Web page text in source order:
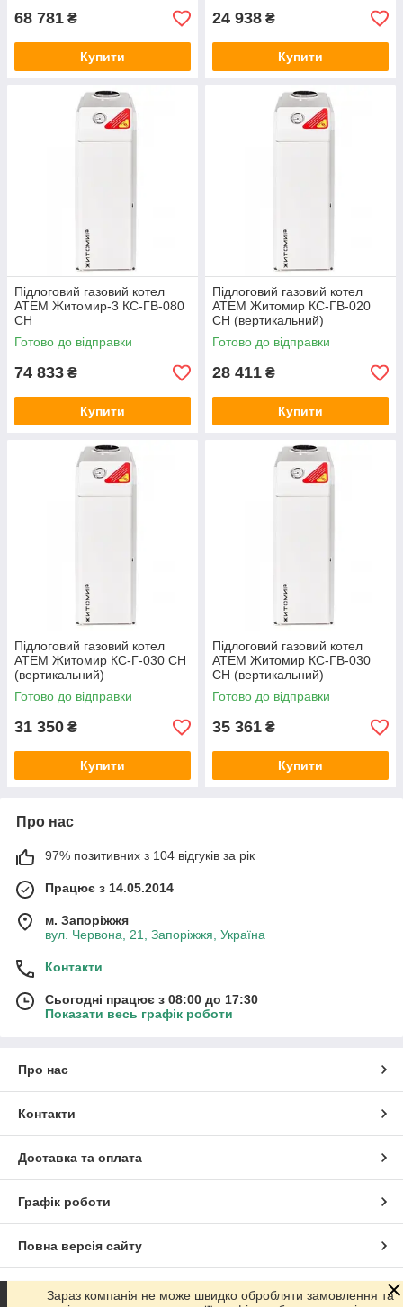
68 781 ₴
Купити
24 938 ₴
Купити
Підлоговий газовий котел
ATEM Житомир-3 КС-ГВ-080
СН
Готово до відправки
74 833 ₴
Купити
Підлоговий газовий котел
АТЕМ Житомир КС-ГВ-020
СН (вертикальний)
Готово до відправки
28 411 ₴
Купити
Підлоговий газовий котел
АТЕМ Житомир КС-Г-030 СН
(вертикальний)
Готово до відправки
31 350 ₴
Купити
Підлоговий газовий котел
АТЕМ Житомир КС-ГВ-030
СН (вертикальний)
Готово до відправки
35 361 ₴
Купити
Про нас
97% позитивних з 104 відгуків за рік
Працює з 14.05.2014
м. Запоріжжя
вул. Червона, 21, Запоріжжя, Україна
Контакти
Сьогодні працює з 08:00 до 17:30
Показати весь графік роботи
Про нас
Контакти
Доставка та оплата
Графік роботи
Повна версія сайту
Сайт створено на маркетплейсі Prom.ua
Зараз компанія не може швидко обробляти замовлення та